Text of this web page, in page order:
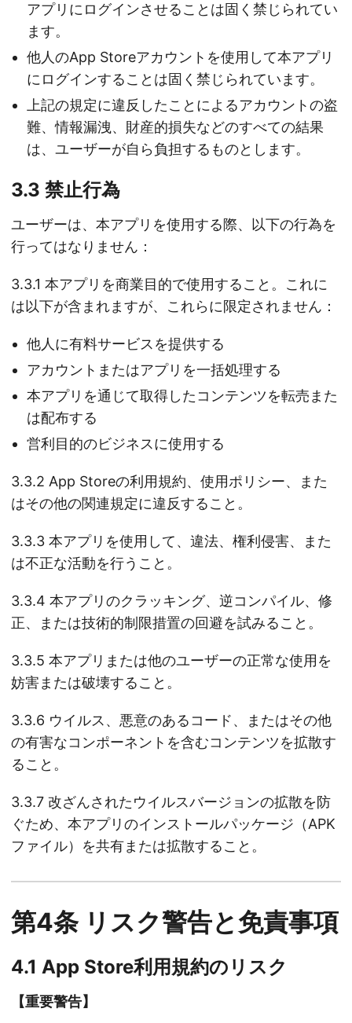
アプリにログインさせることは固く禁じられてい
ます。
他人のApp Storeアカウントを使用して本アプリ
にログインすることは固く禁じられています。
上記の規定に違反したことによるアカウントの盗
難、情報漏洩、財産的損失などのすべての結果
は、ユーザーが自ら負担するものとします。
3.3 禁止行為
ユーザーは、本アプリを使用する際、以下の行為を
行ってはなりません：
3.3.1 本アプリを商業目的で使用すること。これに
は以下が含まれますが、これらに限定されません：
他人に有料サービスを提供する
アカウントまたはアプリを一括処理する
本アプリを通じて取得したコンテンツを転売また
は配布する
営利目的のビジネスに使用する
3.3.2 App Storeの利用規約、使用ポリシー、また
はその他の関連規定に違反すること。
3.3.3 本アプリを使用して、違法、権利侵害、また
は不正な活動を行うこと。
3.3.4 本アプリのクラッキング、逆コンパイル、修
正、または技術的制限措置の回避を試みること。
3.3.5 本アプリまたは他のユーザーの正常な使用を
妨害または破壊すること。
3.3.6 ウイルス、悪意のあるコード、またはその他
の有害なコンポーネントを含むコンテンツを拡散す
ること。
3.3.7 改ざんされたウイルスバージョンの拡散を防
ぐため、本アプリのインストールパッケージ（APK
ファイル）を共有または拡散すること。
第4条 リスク警告と免責事項
4.1 App Store利用規約のリスク
【重要警告】